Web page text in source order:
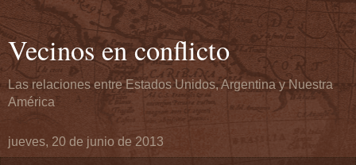
Vecinos en conflicto
Las relaciones entre Estados Unidos, Argentina y Nuestra
América
jueves, 20 de junio de 2013